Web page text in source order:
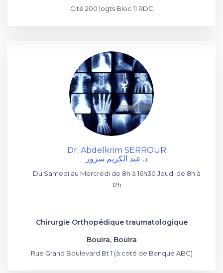
Cité 200 logts Bloc 11 RDC
Dr. Abdelkrim SERROUR
د. عبد الكريم سرور
Du Samedi au Mercredi de 8h à 16h30 Jeudi de 8h à
12h
Chirurgie Orthopédique traumatologique
Bouira, Bouira
Rue Grand Boulevard Bt 1 (à coté de Banque ABC)